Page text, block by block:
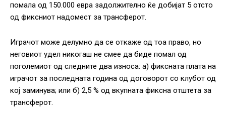
помала од 150.000 евра задолжително ќе добијат 5 отсто
од фиксниот надомест за трансферот.
Играчот може делумно да се откаже од тоа право, но
неговиот удел никогаш не смее да биде помал од
поголемиот од следните два износа: а) фиксната плата на
играчот за последната година од договорот со клубот од
кој заминува; или б) 2,5 % од вкупната фиксна отштета за
трансферот.